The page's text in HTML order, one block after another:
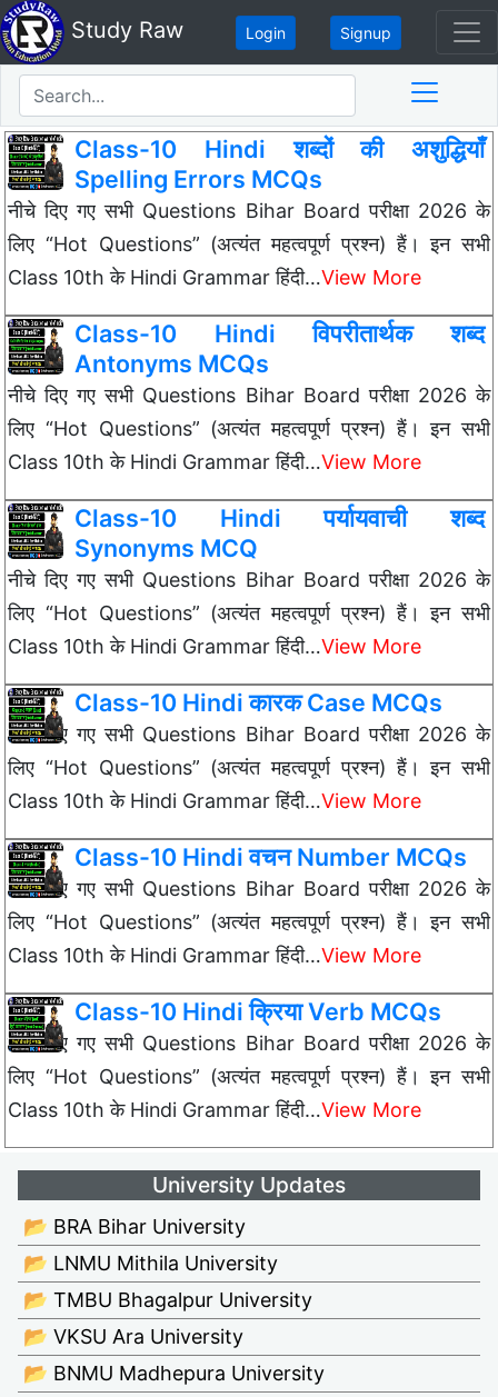
Study Raw Login Signup
Class-10 Hindi शब्दों की अशुद्धियाँ
Spelling Errors MCQs
नीचे दिए गए सभी Questions Bihar Board परीक्षा 2026 के
लिए “Hot Questions” (अत्यंत महत्वपूर्ण प्रश्न) हैं। इन सभी
Class 10th के Hindi Grammar हिंदी…View More
Class-10 Hindi विपरीतार्थक शब्द
Antonyms MCQs
नीचे दिए गए सभी Questions Bihar Board परीक्षा 2026 के
लिए “Hot Questions” (अत्यंत महत्वपूर्ण प्रश्न) हैं। इन सभी
Class 10th के Hindi Grammar हिंदी…View More
Class-10 Hindi पर्यायवाची शब्द
Synonyms MCQ
नीचे दिए गए सभी Questions Bihar Board परीक्षा 2026 के
लिए “Hot Questions” (अत्यंत महत्वपूर्ण प्रश्न) हैं। इन सभी
Class 10th के Hindi Grammar हिंदी…View More
Class-10 Hindi कारक Case MCQs
नीचे दिए गए सभी Questions Bihar Board परीक्षा 2026 के
लिए “Hot Questions” (अत्यंत महत्वपूर्ण प्रश्न) हैं। इन सभी
Class 10th के Hindi Grammar हिंदी…View More
Class-10 Hindi वचन Number MCQs
नीचे दिए गए सभी Questions Bihar Board परीक्षा 2026 के
लिए “Hot Questions” (अत्यंत महत्वपूर्ण प्रश्न) हैं। इन सभी
Class 10th के Hindi Grammar हिंदी…View More
Class-10 Hindi क्रिया Verb MCQs
नीचे दिए गए सभी Questions Bihar Board परीक्षा 2026 के
लिए “Hot Questions” (अत्यंत महत्वपूर्ण प्रश्न) हैं। इन सभी
Class 10th के Hindi Grammar हिंदी…View More
University Updates
📂 BRA Bihar University
📂 LNMU Mithila University
📂 TMBU Bhagalpur University
📂 VKSU Ara University
📂 BNMU Madhepura University